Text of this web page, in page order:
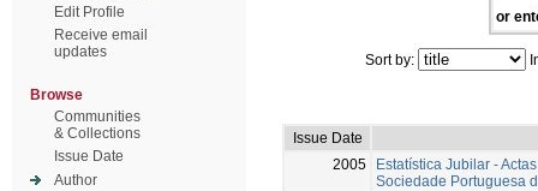
Edit Profile
Receive email
updates
Browse
Communities
& Collections
Issue Date
Author
or
Sort by:
Issue Date
2005
Estatística Jubilar -
Sociedade Portuguesa